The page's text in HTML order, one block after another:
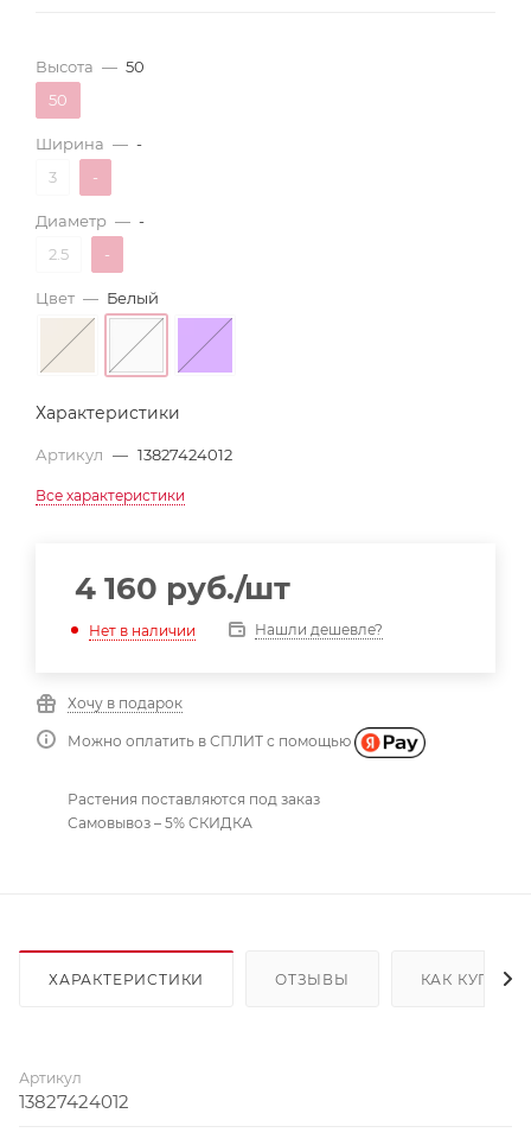
Высота — 50
50
Ширина — -
3
-
Диаметр — -
2.5
-
Цвет — Белый
Характеристики
Артикул — 13827424012
Все характеристики
4 160 руб./шт
Нет в наличии Нашли дешевле?
Хочу в подарок
Можно оплатить в СПЛИТ с помощью
Растения поставляются под заказ
Самовывоз – 5% СКИДКА
ХАРАКТЕРИСТИКИ ОТЗЫВЫ КАК КУПИТЬ
Артикул
13827424012